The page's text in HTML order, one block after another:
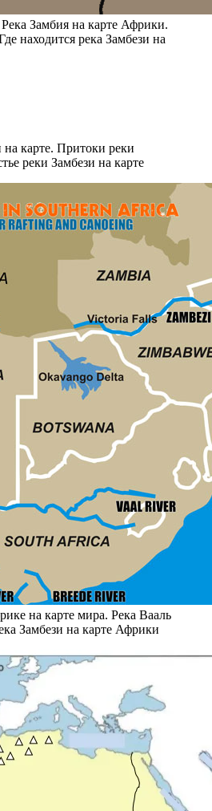
Замбия на карте Африки.
находится река Замбези на
на карте. Притоки реки
реки Замбези на карте
на карте мира. Река Вааль
Замбези на карте Африки